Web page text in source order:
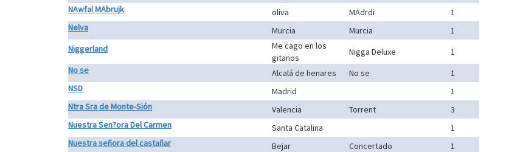
NAwfal MAbrujk
oliva MAdrdi
1
Nelva
Murcia Murcia
1
Niggerland
Me cago en los
gitanos
Nigga Deluxe
1
No se
Alcalá de henares No se
1
NSD
Madrid
1
Ntra Sra de Monte-Sión
Valencia Torrent
3
Nuestra Sen?ora Del Carmen
Santa Catalina
1
Nuestra señora del castañar
Bejar Concertado
1